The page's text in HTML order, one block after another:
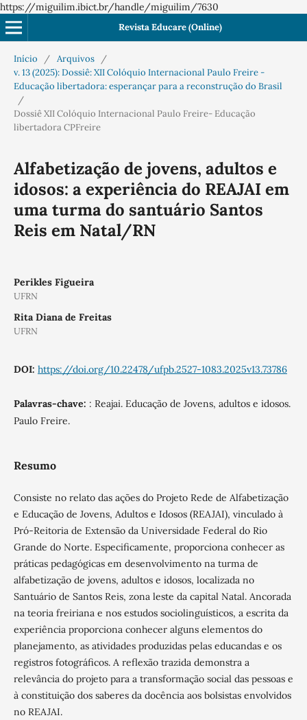
https://miguilim.ibict.br/handle/miguilim/7630
Revista Educare (Online)
Início / Arquivos
/
v. 13 (2025): Dossiê: XII Colóquio Internacional Paulo Freire -
Educação libertadora: esperançar para a reconstrução do Brasil
/
Dossiê XII Colóquio Internacional Paulo Freire- Educação
libertadora CPFreire
Alfabetização de jovens, adultos e
idosos: a experiência do REAJAI em
uma turma do santuário Santos
Reis em Natal/RN
Perikles Figueira
UFRN
Rita Diana de Freitas
UFRN
DOI: https://doi.org/10.22478/ufpb.2527-1083.2025v13.73786
Palavras-chave: : Reajai. Educação de Jovens, adultos e idosos.
Paulo Freire.
Resumo
Consiste no relato das ações do Projeto Rede de Alfabetização
e Educação de Jovens, Adultos e Idosos (REAJAI), vinculado à
Pró-Reitoria de Extensão da Universidade Federal do Rio
Grande do Norte. Especificamente, proporciona conhecer as
práticas pedagógicas em desenvolvimento na turma de
alfabetização de jovens, adultos e idosos, localizada no
Santuário de Santos Reis, zona leste da capital Natal. Ancorada
na teoria freiriana e nos estudos sociolinguísticos, a escrita da
experiência proporciona conhecer alguns elementos do
planejamento, as atividades produzidas pelas educandas e os
registros fotográficos. A reflexão trazida demonstra a
relevância do projeto para a transformação social das pessoas e
à constituição dos saberes da docência aos bolsistas envolvidos
no REAJAI.